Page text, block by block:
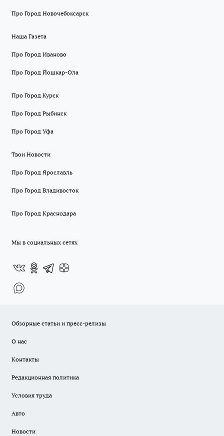
Про Город Новочебоксарск
Наша Газета
Про Город Иваново
Про Город Йошкар-Ола
Про Город Курск
Про Город Рыбинск
Про Город Уфа
Твои Новости
Про Город Ярославль
Про Город Владивосток
Про Город Краснодара
Мы в социальных сетях
Обзорные статьи и пресс-релизы
О нас
Контакты
Редакционная политика
Условия труда
Авто
Новости